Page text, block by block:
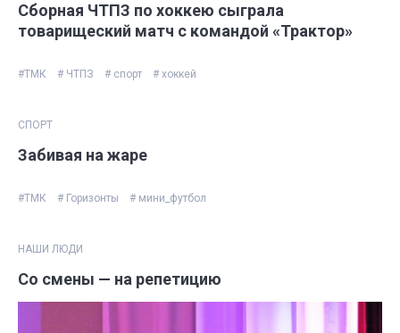
Сборная ЧТПЗ по хоккею сыграла
товарищеский матч с командой «Трактор»
#ТМК # ЧТПЗ # спорт # хоккей
СПОРТ
Забивая на жаре
#ТМК # Горизонты # мини_футбол
НАШИ ЛЮДИ
Со смены — на репетицию